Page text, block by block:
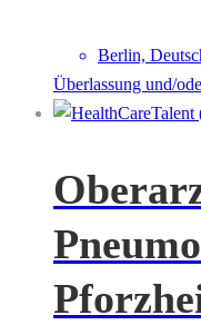
Berlin,
Überlassung und/